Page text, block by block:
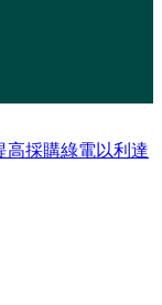
高採購綠電以利達